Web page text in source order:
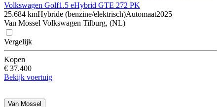
Volkswagen Golf1.5 eHybrid GTE 272 PK
25.684 kmHybride (benzine/elektrisch)Automaat2025
Van Mossel Volkswagen Tilburg, (NL)
Vergelijk
Kopen
€ 37.400
Bekijk voertuig
Van Mossel